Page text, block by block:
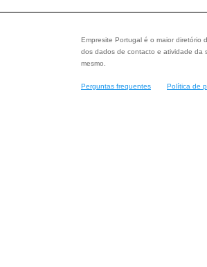
Empresite Portugal é o maior diretório
dos dados de contacto e atividade da
mesmo.
Perguntas frequentes Política de